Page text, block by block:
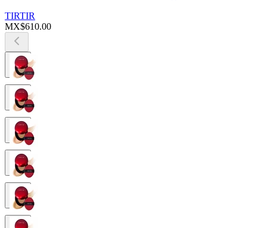
TIRTIR
MX$610.00